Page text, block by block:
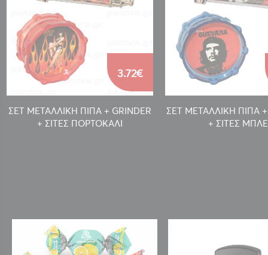
ΣΕΤ ΜΕΤΑΛΛΙΚΗ ΠΙΠΑ + GRINDER
+ ΣΙΤΕΣ ΠΟΡΤΟΚΑΛΙ
3.72€
ΣΕΤ ΜΕΤΑΛΛΙΚΗ ΠΙΠΑ +
+ ΣΙΤΕΣ ΜΠΛΕ